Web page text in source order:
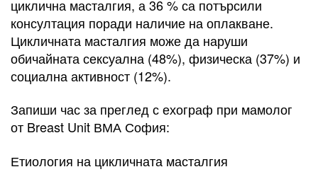
циклична масталгия, а 36 % са потърсили
консултация поради наличие на оплакване.
Цикличната масталгия може да наруши
обичайната сексуална (48%), физическа (37%) и
социална активност (12%).
Запиши час за преглед с ехограф при мамолог
от Breast Unit ВМА София:
Етиология на цикличната масталгия